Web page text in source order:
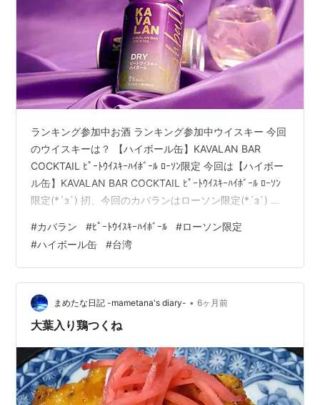
ランキング参加中お酒 ランキング参加中ウイスキー 今回
のウイスキーは？ 【ハイボール缶】KAVALAN BAR
COCKTAIL ﾋﾟｰﾄｳｲｽｷｰﾊｲﾎﾞｰﾙ ﾛｰｿﾝ限定 今回は【ハイボー
ル缶】KAVALAN BAR COCKTAIL ﾋﾟｰﾄｳｲｽｷｰﾊｲﾎﾞｰﾙ ﾛｰｿﾝ
限定(*´з`) 扨、今回のカバランはローソン限定(*´з`) ロ
ソンの為、どうしても気付くのが遅くなります(-_-;) が、
今回もzeekさんのお陰で気づけました(*´з`) www.zeek-
goe.xyz いやー助かりました<m(__)m>
#カバラン #ﾋﾟｰﾄｳｲｽｷｰﾊｲﾎﾞｰﾙ #ローソン限定
#ハイボール缶 #台湾
まめたな日記 -mametana's diary- • 6ヶ月前
大葉入り鶏つくね